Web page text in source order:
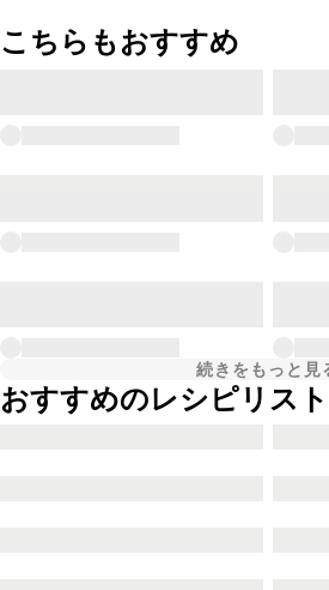
こちらもおすすめ
続きをもっと見
おすすめのレシピリスト